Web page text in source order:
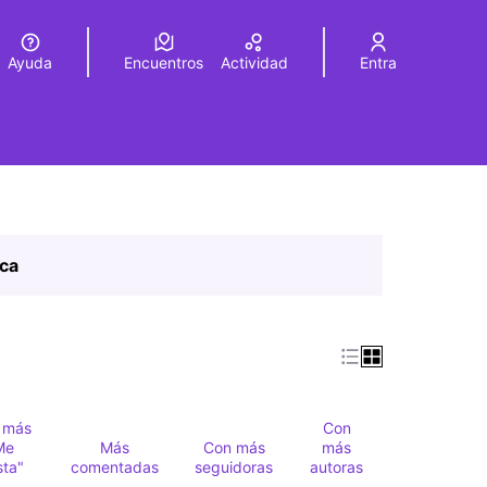
Elegir el idioma Choose language
Ayuda Encuentros Actividad Entra
Más
comentadas
Con más
seguidoras
Con
más
autoras